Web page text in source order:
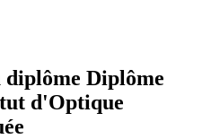
diplôme Diplôme
d'Optique